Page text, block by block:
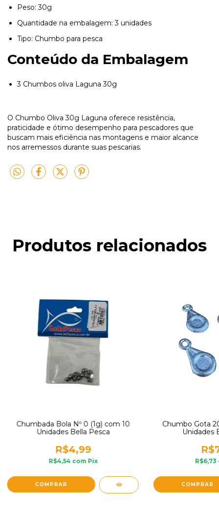
Peso: 30g
Quantidade na embalagem: 3 unidades
Tipo: Chumbo para pesca
Conteúdo da Embalagem
3 Chumbos oliva Laguna 30g
O Chumbo Oliva 30g Laguna oferece resistência,
praticidade e ótimo desempenho para pescadores que
buscam mais eficiência nas montagens e maior alcance
nos arremessos durante suas pescarias.
Produtos relacionados
Chumbada Bola Nº 0 (1g) com 10
Unidades Bella Pesca
R$4,99
R$4,54 com Pix
Chumbo Gota
Unidades
R$6,73